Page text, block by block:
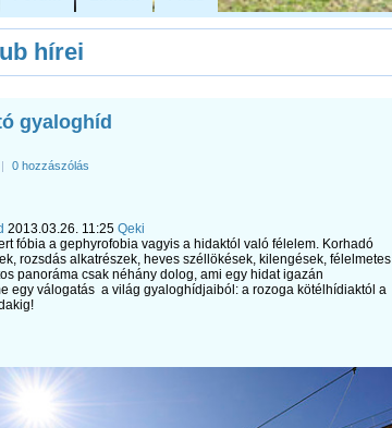
hírei
gyaloghíd
| 0 hozzászólás
2013.03.26. 11:25 Qeki
fóbia a gephyrofobia vagyis a hidaktól való félelem. Korhadó
rozsdás alkatrészek, heves széllökések, kilengések, félelmetes
panoráma csak néhány dolog, ami egy hidat igazán
egy válogatás a világ gyaloghídjaiból: a rozoga kötélhídiaktól a